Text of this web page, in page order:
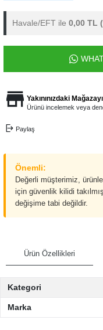
Havale/EFT ile 0,00 TL
Yakınınızdaki
Ürünü incelemek veya
Paylaş
Önemli:
Değerli müşterimiz,
için güvenlik kilidi
değişime tabi değildir.
Ürün Özellikleri
Kategori
Marka